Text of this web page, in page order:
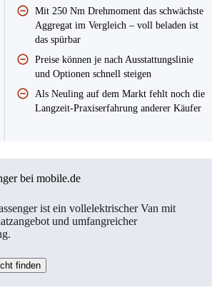
Mit 250 Nm Drehmoment das schwächste
Aggregat im Vergleich – voll beladen ist
das spürbar
Preise können je nach Ausstattungslinie
und Optionen schnell steigen
Als Neuling auf dem Markt fehlt noch die
Langzeit-Praxiserfahrung anderer Käufer
bei mobile.de
ist ein vollelektrischer Van mit
und umfangreicher
finden